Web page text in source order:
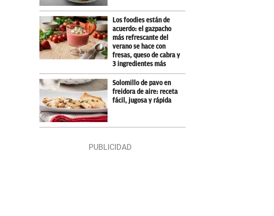
Los foodies están de
acuerdo: el gazpacho
más refrescante del
verano se hace con
fresas, queso de cabra y
3 ingredientes más
Solomillo de pavo en
freidora de aire: receta
fácil, jugosa y rápida